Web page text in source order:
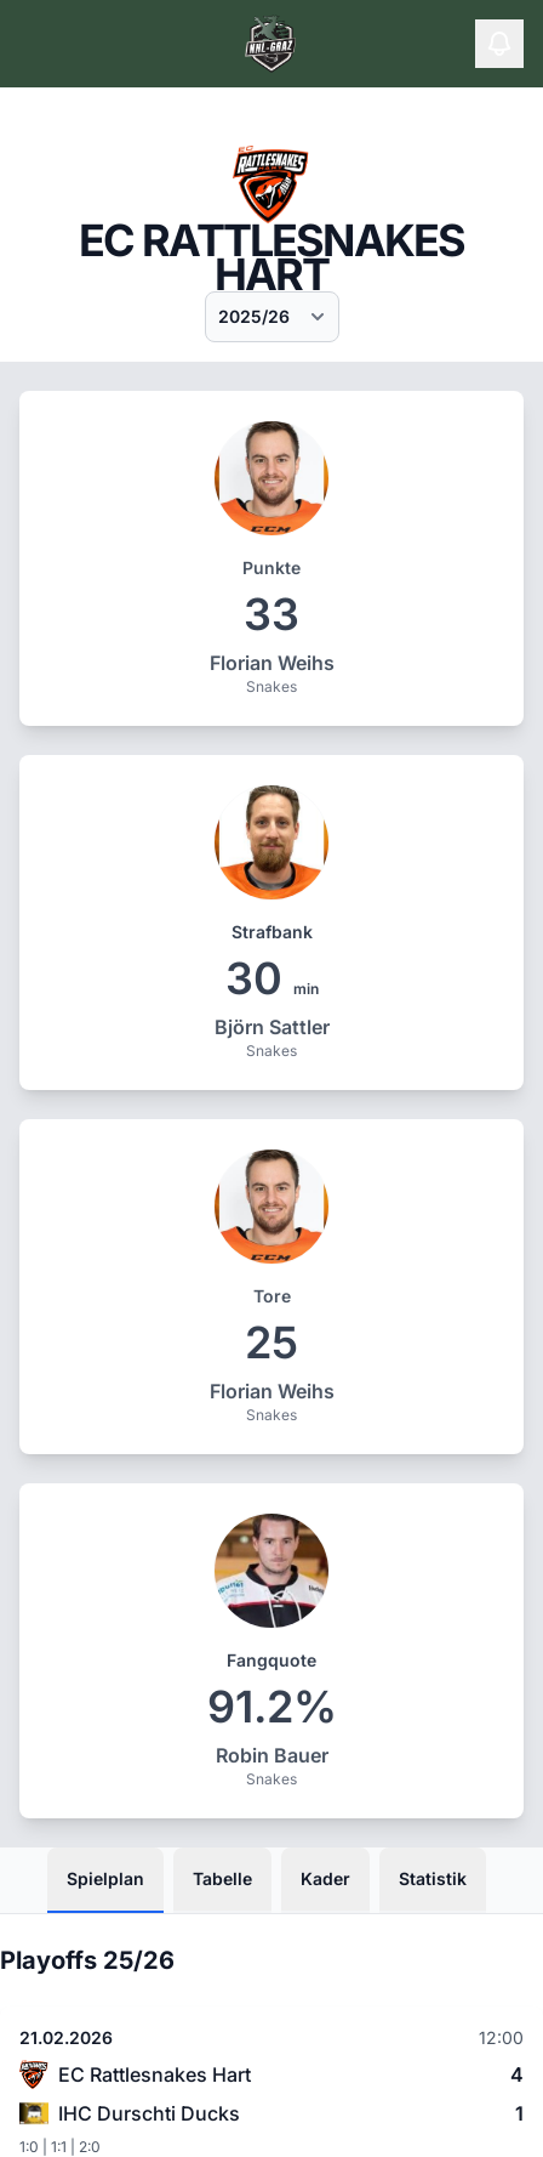
EC RATTLESNAKES
HART
Punkte
33
Florian Weihs
Snakes
Strafbank
30 min
Björn Sattler
Snakes
Tore
25
Florian Weihs
Snakes
Fangquote
91.2%
Robin Bauer
Snakes
Spielplan Tabelle Kader Statistik
Playoffs 25/26
21.02.2026 12:00
EC Rattlesnakes Hart
4
IHC Durschti Ducks
1
1:0 | 1:1 | 2:0